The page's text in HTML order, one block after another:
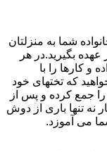
شما به منزلتان
عهده بگیرید.در هر
کارها را با
که تختهای خود
را جمع کرده و پس از
نه تنها باری از دوش
می آموزد.